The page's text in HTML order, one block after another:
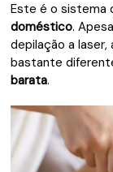
Este é o sistema
doméstico.
depilação a laser,
bastante
barata.